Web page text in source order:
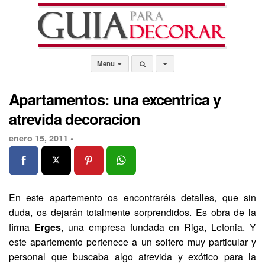
Menu
Apartamentos: una excentrica y
atrevida decoracion
enero 15, 2011 •
En este apartemento os encontraréis detalles, que sin
duda, os dejarán totalmente sorprendidos. Es obra de la
firma Erges, una empresa fundada en Riga, Letonia. Y
este apartemento pertenece a un soltero muy particular y
personal que buscaba algo atrevida y exótico para la